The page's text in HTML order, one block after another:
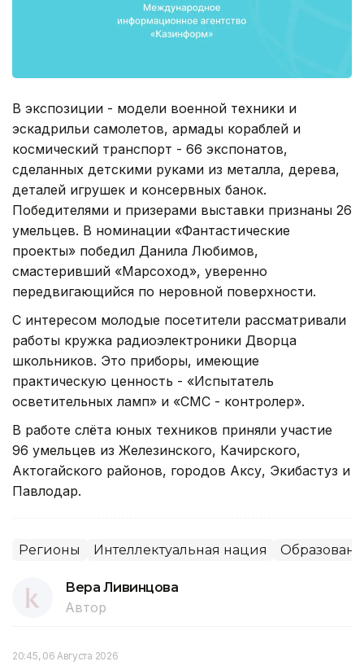
В экспозиции - модели военной техники и
эскадрильи самолетов, армады кораблей и
космический транспорт - 66 экспонатов,
сделанных детскими руками из металла, дерева,
деталей игрушек и консервных банок.
Победителями и призерами выставки признаны 26
умельцев. В номинации «Фантастические
проекты» победил Данила Любимов,
смастеривший «Марсоход», уверенно
передвигающийся по неровной поверхности.
С интересом молодые посетители рассматривали
работы кружка радиоэлектроники Дворца
школьников. Это приборы, имеющие
практическую ценность - «Испытатель
осветительных ламп» и «СМС - контролер».
В работе слёта юных техников приняли участие
96 умельцев из Железинского, Качирского,
Актогайского районов, городов Аксу, Экибастуз и
Павлодар.
Регионы Интеллектуальная нация
Вера Ливинцова
Автор
20:45, 06 Августа 2026